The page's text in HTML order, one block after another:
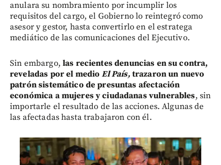
anulara su nombramiento por incumplir los
requisitos del cargo, el Gobierno lo reintegró como
asesor y gestor, hasta convertirlo en el estratega
mediático de las comunicaciones del Ejecutivo.
Sin embargo, las recientes denuncias en su contra,
reveladas por el medioEl País,trazaron un nuevo
patrón sistemático de presuntas afectación
económica a mujeres y ciudadanas vulnerables, sin
importarle el resultado de las acciones. Algunas de
las afectadas hasta trabajaron con él.